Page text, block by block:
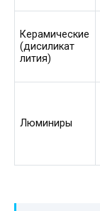
Керамические
(дисиликат
лития)
Люминиры